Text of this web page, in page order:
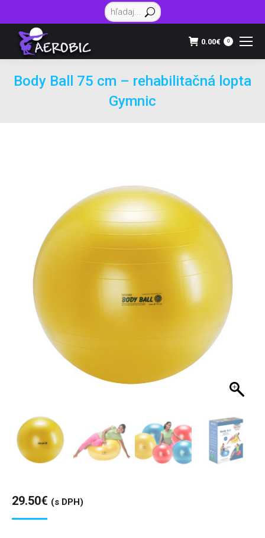
Vyhľadávanie:
0.00€ 0
Body Ball 75 cm – rehabilitačná lopta
Gymnic
29.50€ (s DPH)